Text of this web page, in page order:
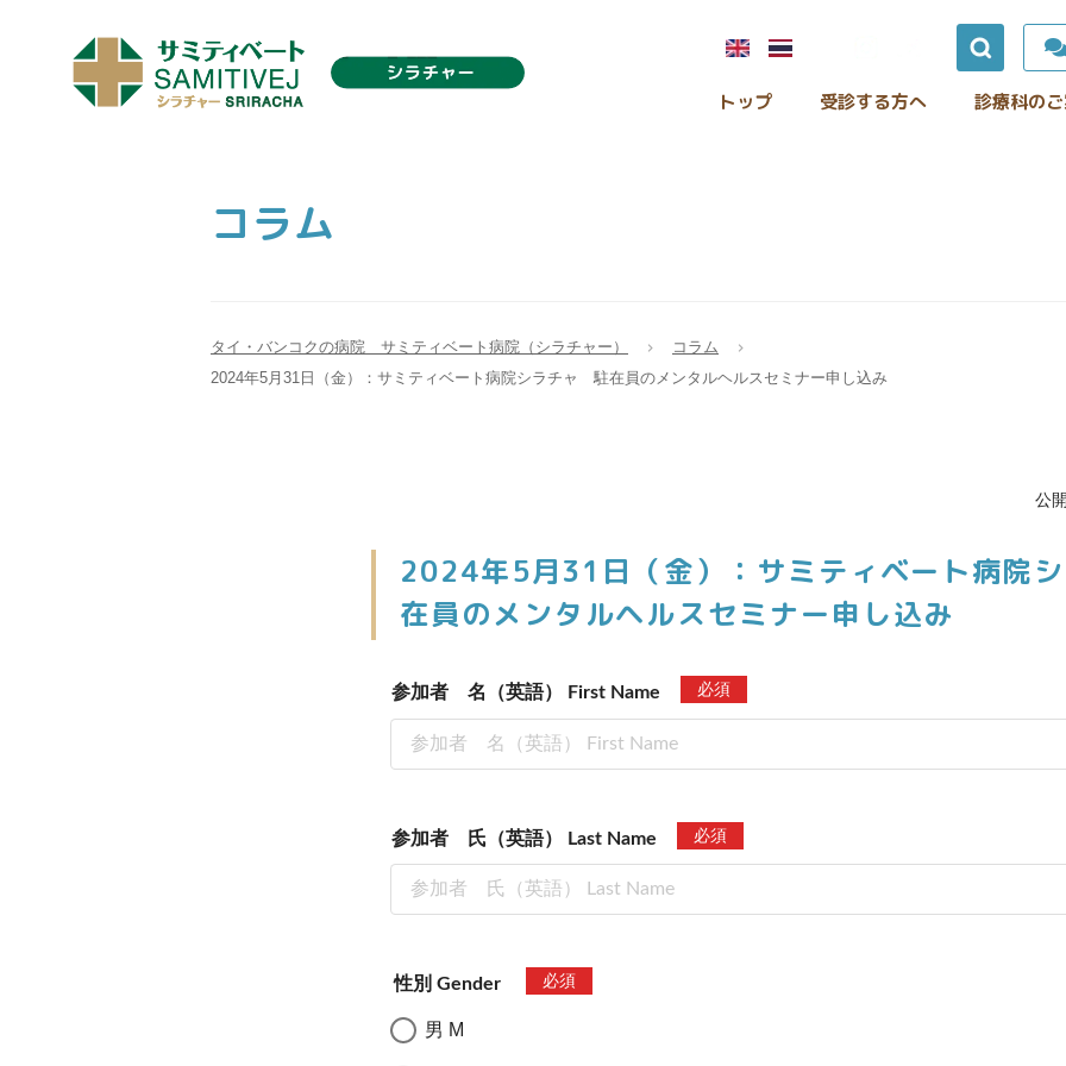
トップ 受診する方へ 診療科の
コラム
タイ・バンコクの病院 サミティベート病院（シラチャー）
コラム
2024年5月31日（金）：サミティベート病院シラチャ 駐在員のメンタルヘルスセミナー申し込み
公
2024年5月31日（金）：サミティベート病院
在員のメンタルヘルスセミナー申し込み
参加者 名（英語） First Name 必須
参加者 氏（英語） Last Name 必須
性別 Gender 必須
男 M